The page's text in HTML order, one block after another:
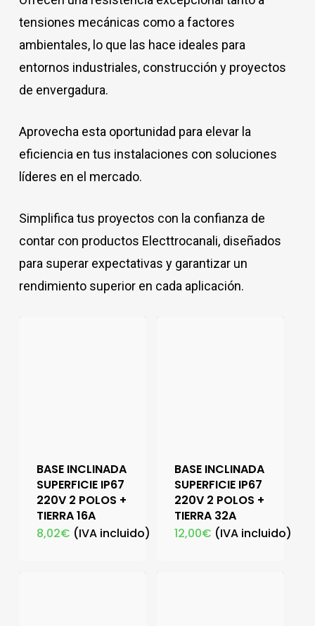
tensiones mecánicas como a factores
ambientales, lo que las hace ideales para
entornos industriales, construcción y proyectos
de envergadura.
Aprovecha esta oportunidad para elevar la
eficiencia en tus instalaciones con soluciones
líderes en el mercado.
Simplifica tus proyectos con la confianza de
contar con productos Electtrocanali, diseñados
para superar expectativas y garantizar un
rendimiento superior en cada aplicación.
BASE INCLINADA
SUPERFICIE IP67
220V 2 POLOS +
TIERRA 16A
8,02€ (IVA incluido)
BASE INCLINADA
SUPERFICIE IP67
220V 2 POLOS +
TIERRA 32A
12,00€ (IVA incluido)